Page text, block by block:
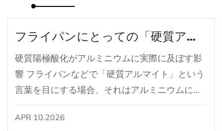
フライパンにとっての「硬質アルマイト」とは一体何なのでしょうか？
硬質陽極酸化がアルミニウムに実際に及ぼす影
響 フライパンなどで「硬質アルマイト」という
言葉を目にする場合、それはアルミニウムに施
される特殊な電気化学的表面処理を指します。
プロセスは次のように呼ばれます 硬質陽極酸化
APR 10.2026